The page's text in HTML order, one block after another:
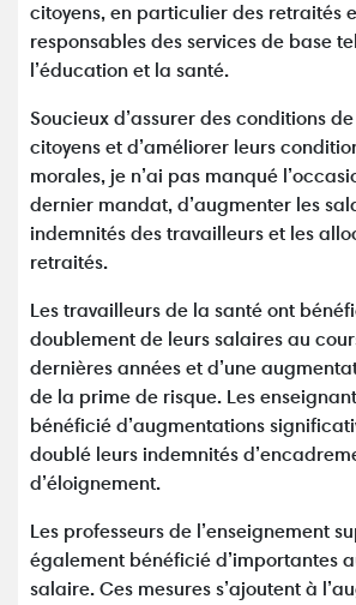
citoyens, en particulier des retraités
responsables des services de base
l’éducation et la santé.
Soucieux d’assurer des conditions
citoyens et d’améliorer leurs
morales, je n’ai pas manqué
dernier mandat, d’augmenter les
indemnités des travailleurs et les
retraités.
Les travailleurs de la santé ont
doublement de leurs salaires au
dernières années et d’une
de la prime de risque. Les
bénéficié d’augmentations
doublé leurs indemnités
d’éloignement.
Les professeurs de l’enseignement
également bénéficié d’importantes
salaire. Ces mesures s’ajoutent à